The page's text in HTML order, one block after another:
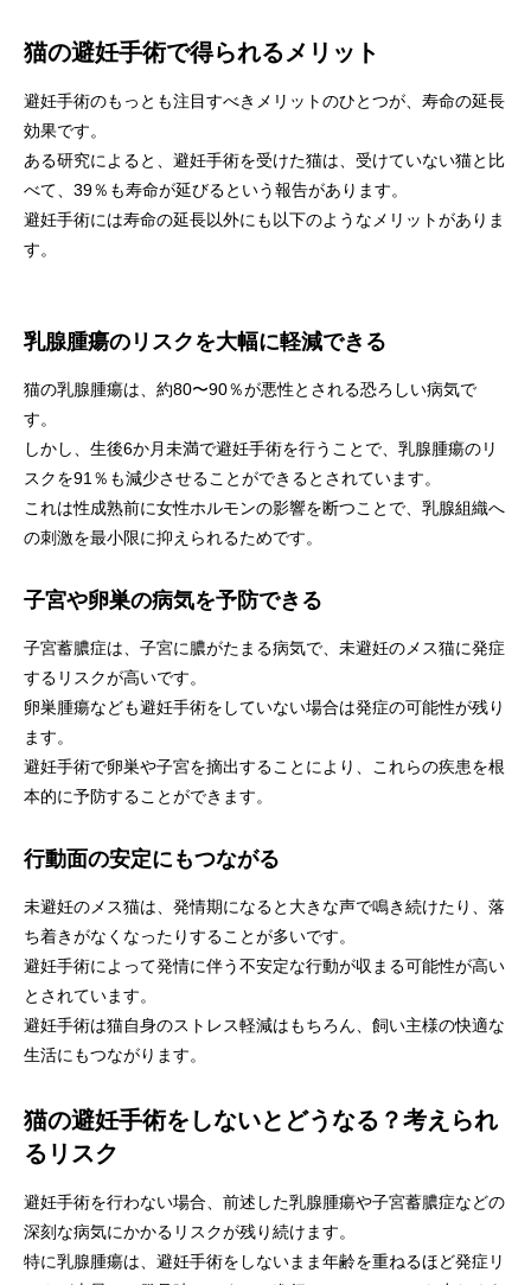
猫の避妊手術で得られるメリット
避妊手術のもっとも注目すべきメリットのひとつが、寿命の延長
効果です。
ある研究によると、避妊手術を受けた猫は、受けていない猫と比
べて、39％も寿命が延びるという報告があります。
避妊手術には寿命の延長以外にも以下のようなメリットがありま
す。
乳腺腫瘍のリスクを大幅に軽減できる
猫の乳腺腫瘍は、約80〜90％が悪性とされる恐ろしい病気で
す。
しかし、生後6か月未満で避妊手術を行うことで、乳腺腫瘍のリ
スクを91％も減少させることができるとされています。
これは性成熟前に女性ホルモンの影響を断つことで、乳腺組織へ
の刺激を最小限に抑えられるためです。
子宮や卵巣の病気を予防できる
子宮蓄膿症は、子宮に膿がたまる病気で、未避妊のメス猫に発症
するリスクが高いです。
卵巣腫瘍なども避妊手術をしていない場合は発症の可能性が残り
ます。
避妊手術で卵巣や子宮を摘出することにより、これらの疾患を根
本的に予防することができます。
行動面の安定にもつながる
未避妊のメス猫は、発情期になると大きな声で鳴き続けたり、落
ち着きがなくなったりすることが多いです。
避妊手術によって発情に伴う不安定な行動が収まる可能性が高い
とされています。
避妊手術は猫自身のストレス軽減はもちろん、飼い主様の快適な
生活にもつながります。
猫の避妊手術をしないとどうなる？考えられ
るリスク
避妊手術を行わない場合、前述した乳腺腫瘍や子宮蓄膿症などの
深刻な病気にかかるリスクが残り続けます。
特に乳腺腫瘍は、避妊手術をしないまま年齢を重ねるほど発症リ